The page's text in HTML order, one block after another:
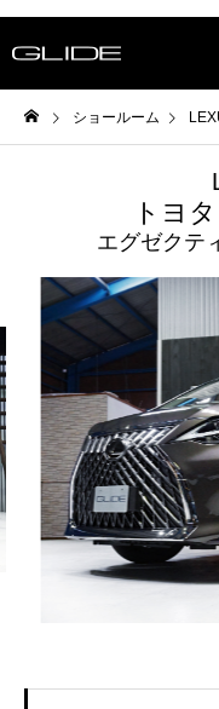
ショールーム
トヨ
エグゼクテ